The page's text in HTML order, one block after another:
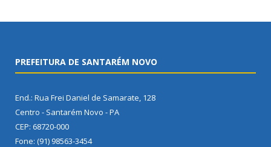
PREFEITURA DE SANTARÉM NOVO
End.: Rua Frei Daniel de Samarate, 128
Centro - Santarém Novo - PA
CEP: 68720-000
Fone: (91) 98563-3454